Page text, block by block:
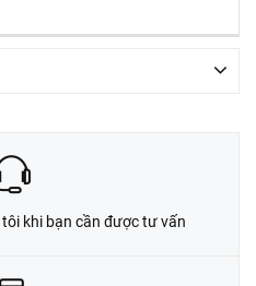
khi bạn cần được tư vấn